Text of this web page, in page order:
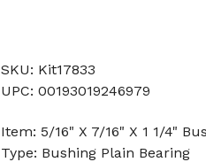
SKU: Kit17833
UPC: 00193019246979
Item: 5/16" X 7/16" X 1 1/4"
Type: Bushing Plain Bearing